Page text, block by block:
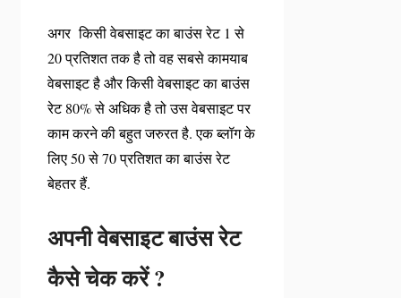
अगर किसी वेबसाइट का बाउंस रेट 1 से
20 प्रतिशत तक है तो वह सबसे कामयाब
वेबसाइट है और किसी वेबसाइट का बाउंस
रेट 80% से अधिक है तो उस वेबसाइट पर
काम करने की बहुत जरुरत है. एक ब्लॉग के
लिए 50 से 70 प्रतिशत का बाउंस रेट
बेहतर हैं.
अपनी वेबसाइट बाउंस रेट
कैसे चेक करें ?